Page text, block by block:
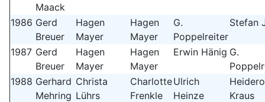
Maack
1986 Gerd
Breuer
Hagen
Mayer
Hagen
Mayer
G.
Poppelreiter
Stefan
1987 Gerd
Breuer
Hagen
Mayer
Hagen
Mayer
Erwin Hänig G.
1988 Gerhard
Mehring
Christa
Lührs
Charlotte
Frenkle
Ulrich
Heinze
Kraus